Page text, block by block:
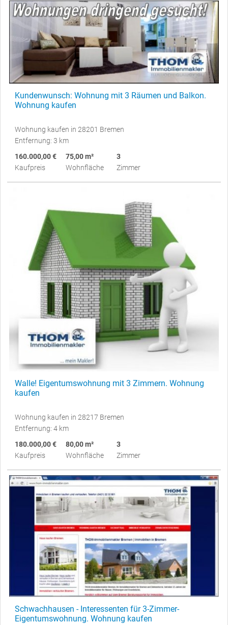
Kundenwunsch: Wohnung mit 3 Räumen und Balkon.
Wohnung kaufen
Wohnung kaufen in 28201 Bremen
Entfernung: 3 km
160.000,00 €
Kaufpreis
75,00 m²
Wohnfläche
3
Zimmer
Walle! Eigentumswohnung mit 3 Zimmern. Wohnung
kaufen
Wohnung kaufen in 28217 Bremen
Entfernung: 4 km
180.000,00 €
Kaufpreis
80,00 m²
Wohnfläche
3
Zimmer
Schwachhausen - Interessenten für 3-Zimmer-
Eigentumswohnung. Wohnung kaufen